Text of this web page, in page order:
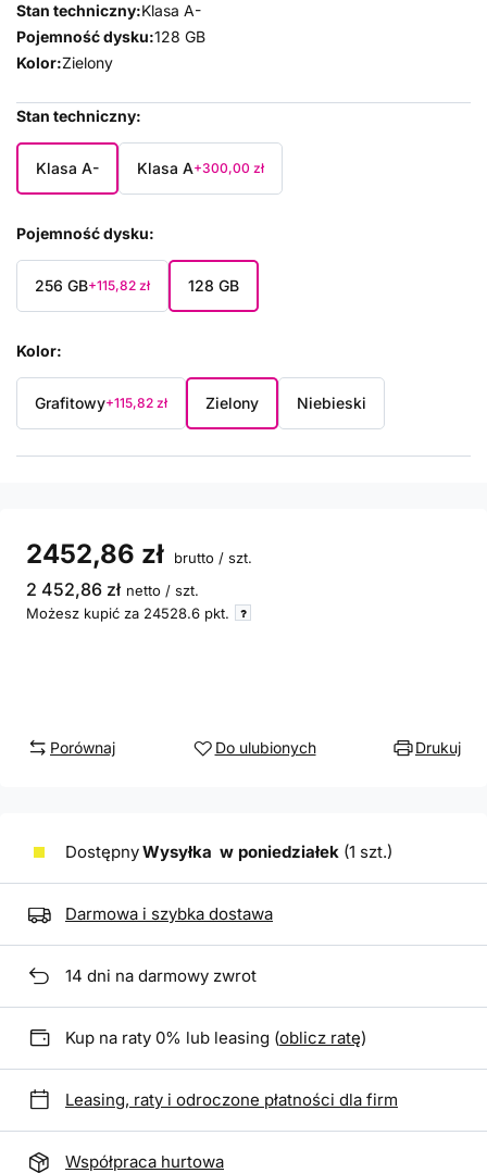
Stan techniczny:Klasa A-
Pojemność dysku:128 GB
Kolor:Zielony
Stan techniczny
Klasa A- Klasa A+300,00 zł
Pojemność dysku
256 GB+115,82 zł 128 GB
Kolor
Grafitowy+115,82 zł Zielony Niebieski
2452,86 zł brutto / szt.
2 452,86 zł netto / szt.
Możesz kupić za 24528.6 pkt.
Porównaj Do ulubionych Drukuj
DostępnyWysyłka w poniedziałek (1 szt.)
Darmowa i szybka dostawa
14 dni na darmowy zwrot
Kup na raty 0% lub leasing (oblicz ratę)
Leasing, raty i odroczone płatności dla firm
Współpraca hurtowa